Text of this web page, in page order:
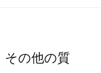
その他の質